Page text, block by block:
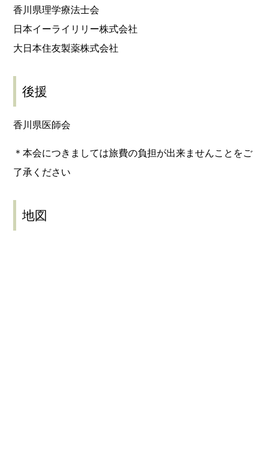
香川県理学療法士会
日本イーライリリー株式会社
大日本住友製薬株式会社
後援
香川県医師会
＊本会につきましては旅費の負担が出来ませんことをご
了承ください
地図